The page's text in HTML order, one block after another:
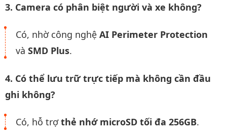
3. Camera có phân biệt người và xe không?
Có, nhờ công nghệ AI Perimeter Protection
và SMD Plus.
4. Có thể lưu trữ trực tiếp mà không cần đầu
ghi không?
Có, hỗ trợthẻ nhớ microSD tối đa 256GB.